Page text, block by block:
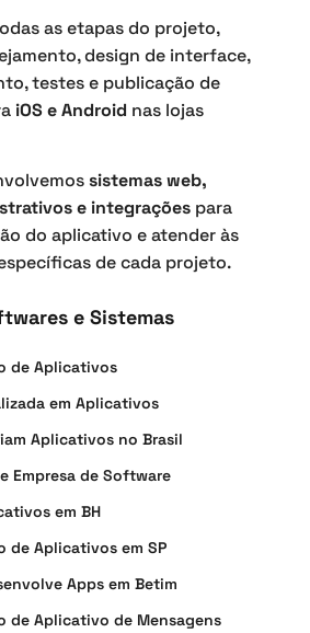
as etapas do projeto,
design de interface,
testes e publicação de
iOS e Android nas lojas
sistemas web,
e integrações para
do aplicativo e atender às
de cada projeto.
e Sistemas
de Aplicativos
em Aplicativos
Aplicativos no Brasil
Empresa de Software
em BH
de Aplicativos em SP
Apps em Betim
de Aplicativo de Mensagens